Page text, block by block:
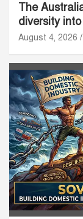
The
diversity
August 4, 2026